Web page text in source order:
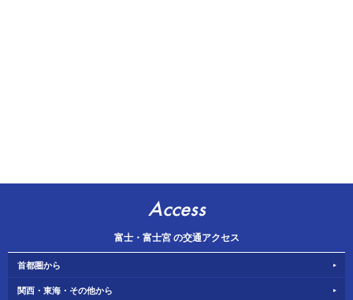
Access
富士・富士宮 の交通アクセス
首都圏から
関西・東海・その他から